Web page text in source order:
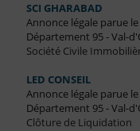
SCI GHARABAD
Annonce légale parue
Département 95 - Val-
Société Civile
LED CONSEIL
Annonce légale parue le
Département 95 - Val-
Clôture de Liquidation